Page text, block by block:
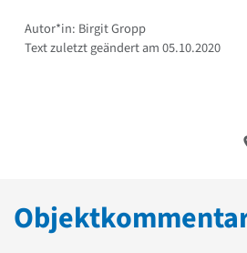
Autor*in: Birgit Gropp
Text zuletzt geändert am 05.10.2020